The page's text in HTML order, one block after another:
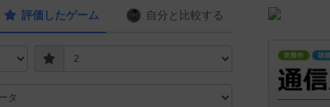
評価したゲーム 自分と 比較する